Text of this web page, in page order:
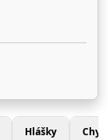
Hlášky